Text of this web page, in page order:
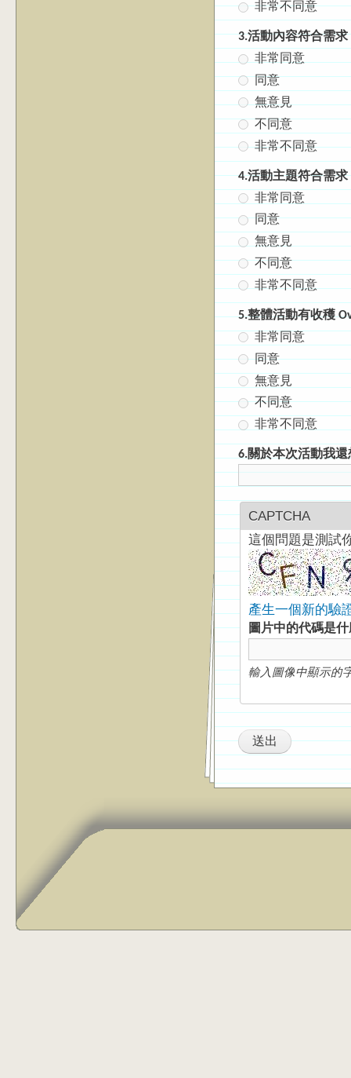
非常不同意
3.活動內容符合需
非常同意
同意
無意見
不同意
非常不同意
4.活動主題符合需
非常同意
同意
無意見
不同意
非常不同意
5.整體活動有收穫
非常同意
同意
無意見
不同意
非常不同意
6.關於本次活動我
CAPTCHA
這個問題是測試
產生一個新的驗
圖片中的代碼是
輸入圖像中顯示的